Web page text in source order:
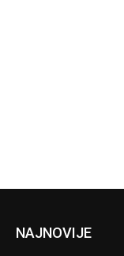
NAJNOVIJE